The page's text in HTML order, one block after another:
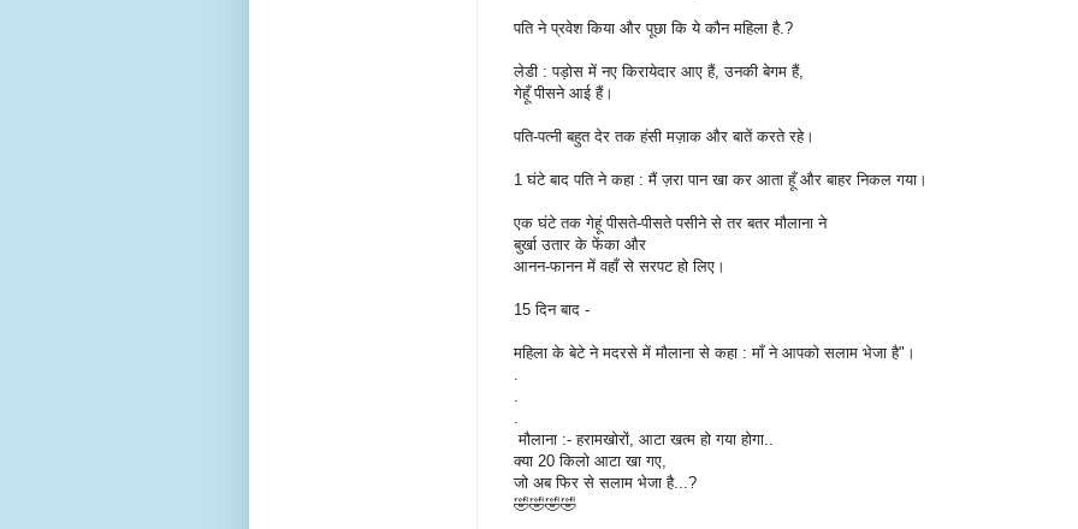
पति ने प्रवेश किया और पूछा कि ये कौन महिला है.?
लेडी : पड़ोस में नए किरायेदार आए हैं, उनकी बेगम हैं,
गेहूँ पीसने आई हैं।
पति-पत्नी बहुत देर तक हंसी मज़ाक और बातें करते रहे।
1 घंटे बाद पति ने कहा : मैं ज़रा पान खा कर आता हूँ और बाहर निकल गया।
एक घंटे तक गेहूं पीसते-पीसते पसीने से तर बतर मौलाना ने
बुर्खा उतार के फेंका और
आनन-फानन में वहाँ से सरपट हो लिए।
15 दिन बाद -
महिला के बेटे ने मदरसे में मौलाना से कहा : माँ ने आपको सलाम भेजा है"।
मौलाना :- हरामखोरों, आटा खत्म हो गया होगा..
क्या 20 किलो आटा खा गए,
जो अब फिर से सलाम भेजा है...?
🤣🤣🤣🤣